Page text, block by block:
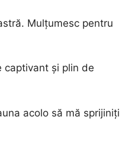
Mulțumesc pentru
captivant și plin de
acolo să mă sprijiniți